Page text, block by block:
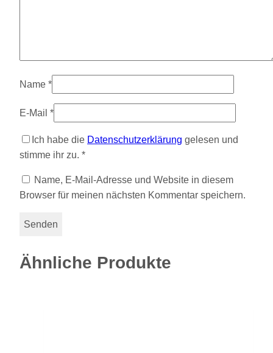
Name *
E-Mail *
Ich habe die Datenschutzerklärung gelesen und
stimme ihr zu. *
Name, E-Mail-Adresse und Website in diesem
Browser für meinen nächsten Kommentar speichern.
Ähnliche Produkte